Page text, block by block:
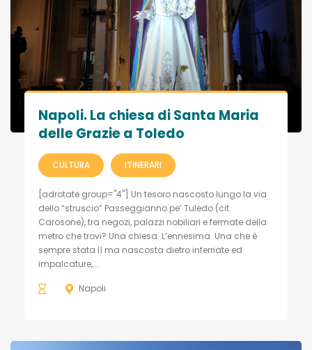
Napoli. La chiesa di Santa Maria
delle Grazie a Toledo
CULTURA ITINERARI
[adrotate group="4"] Un tesoro nascosto lungo la via
dello “struscio” Passeggianno pe’ Tuledo (cit.
Carosone), tra negozi, palazzi nobiliari e fermate della
metro che trovi? Una chiesa. L’ennesima. Una che è
sempre stata lì ma nascosta dietro inferriate ed
impalcature,...
Napoli